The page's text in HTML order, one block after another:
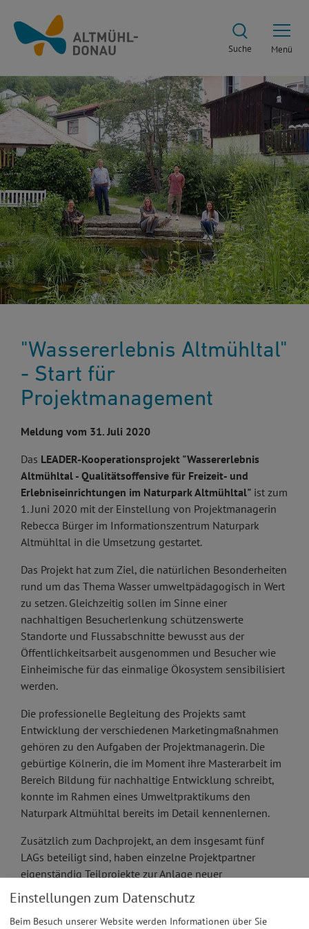
Suche Menü
"Wassererlebnis Altmühltal"
- Start für
Projektmanagement
Meldung vom 31. Juli 2020
Das LEADER-Kooperationsprojekt "Wassererlebnis
Altmühltal - Qualitätsoffensive für Freizeit- und
Erlebniseinrichtungen im Naturpark Altmühltal" ist zum
1. Juni 2020 mit der Einstellung von Projektmanagerin
Rebecca Bürger im Informationszentrum Naturpark
Altmühltal in die Umsetzung gestartet.
Das Projekt hat zum Ziel, die natürlichen Besonderheiten
rund um das Thema Wasser umweltpädagogisch in Wert
zu setzen. Gleichzeitig sollen im Sinne einer
nachhaltigen Besucherlenkung schützenswerte
Standorte und Flussabschnitte bewusst aus der
Öffentlichkeitsarbeit ausgenommen und Besucher wie
Einheimische für das einmalige Ökosystem sensibilisiert
werden.
Die professionelle Begleitung des Projekts samt
Entwicklung der verschiedenen Marketingmaßnahmen
gehören zu den Aufgaben der Projektmanagerin. Die
gebürtige Kölnerin, die im Moment ihre Masterarbeit im
Bereich Bildung für nachhaltige Entwicklung schreibt,
konnte im Rahmen eines Umweltpraktikums den
Naturpark Altmühltal bereits im Detail kennenlernen.
Zusätzlich zum Dachprojekt, an dem insgesamt fünf
LAGs beteiligt sind, haben einzelne Projektpartner
eigenständig Teilprojekte zur Anlage neuer
Wassererlebnis-Plätze bzw. zur Inwertsetzung von
vorhandener touristischer Infrastruktur zur Förderung
eingereicht. In Pfalzpaint (Gemeinde Walting, LAG
Einstellungen zum Datenschutz
Beim Besuch unserer Website werden Informationen über Sie